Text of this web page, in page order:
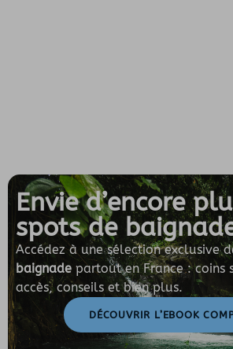
Envie d’encore
spots de
Accédez à une sélection exclusive
baignade partout en France : coins
accès, conseils et bien plus.
DÉCOUVRIR L’EBOOK